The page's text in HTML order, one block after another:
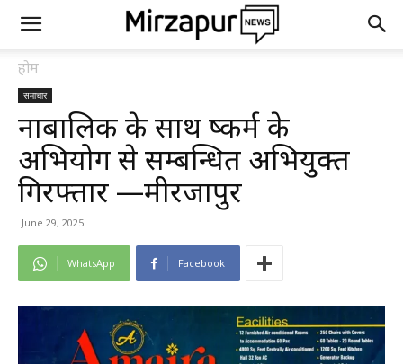
होम
समाचार
नाबालिक के साथ दुष्कर्म के
अभियोग से सम्बन्धित अभियुक्त
गिरफ्तार —मीरजापुर
June 29, 2025
WhatsApp Facebook